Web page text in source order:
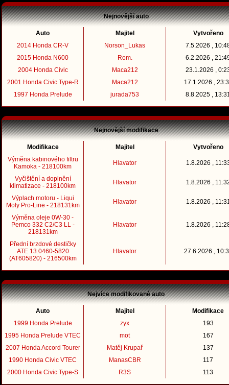
Nejnovější auto
Auto Majitel
Vytvořeno
2014 Honda CR-V
Norson_Lukas
7.5.2026 ,
2015 Honda N600
Rom.
6.2.2026 ,
2004 Honda Civic
Maca212
23.1.2026 ,
2001 Honda Civic Type-R
Maca212
17.1.2026 ,
1997 Honda Prelude
jurada753 8.8.2025 ,
Nejnovější modifikace
Modifikace Majitel
Vytvořeno
Výměna kabinového filtru
Kamoka - 218100km
Hlavator 1.8.2026 ,
Vyčištění a doplnění
klimatizace - 218100km
Hlavator 1.8.2026 ,
Výplach motoru - Liqui
Moly Pro-Line - 218131km
Hlavator 1.8.2026 ,
Výměna oleje 0W-30 -
Pemco 332 C2/C3 LL -
218131km
Hlavator 1.8.2026 ,
Přední brzdové destičky
ATE 13.0460-5820
(AT605820) - 216500km
Hlavator 27.6.2026 ,
Nejvíce modifikované auto
Auto Majitel
Modifikace
1999 Honda Prelude
zyx
193
1995 Honda Prelude VTEC
mot
167
2007 Honda Accord Tourer
Matěj Krupař
137
1990 Honda Civic VTEC
ManasCBR
117
2000 Honda Civic Type-S
R3S 113